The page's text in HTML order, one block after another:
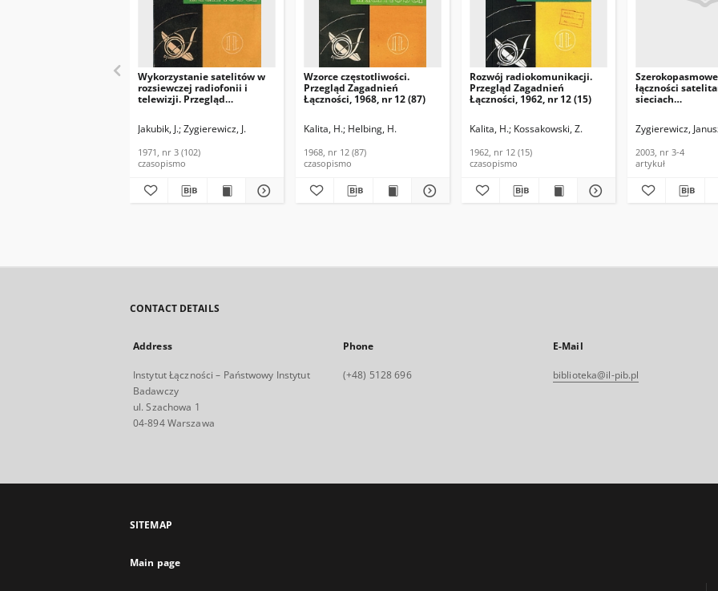
Wykorzystanie satelitów w
rozsiewczej radiofonii i
telewizji. Przegląd
Jakubik, J. Zygierewicz, J.
1971, nr 3 (102)
czasopismo
Wzorce częstotliwości.
Przegląd Zagadnień
Łączności, 1968, nr 12 (87)
Kalita, H. Helbing, H.
1968, nr 12 (87)
czasopismo
Rozwój radiokomunikacji.
Przegląd Zagadnień
Łączności, 1962, nr 12 (15)
Kalita, H. Kossakowski, Z.
1962, nr 12 (15)
czasopismo
łączności
sieciach
Informacyjne,
Zygierewicz,
2003, nr 3-4
artykuł
CONTACT DETAILS
Address
Instytut Łączności – Państwowy Instytut
Badawczy
ul. Szachowa 1
04-894 Warszawa
Phone
(+48) 5128 696
E-Mail
biblioteka@il-pib.pl
SITEMAP
Main page